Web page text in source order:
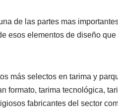
de las partes mas
esos elementos de diseño
más selectos en tarima y
formato, tarima tecnológica,
fabricantes del sector